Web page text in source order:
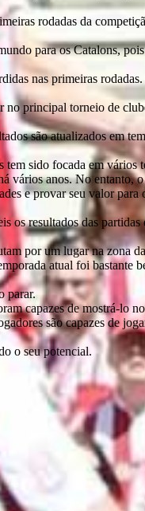
rodadas da
para os Catalons,
nas primeiras
no principal torneio de
são atualizados em
tem sido focada em vários
vários anos. No entanto,
e provar seu valor para
os resultados das
por um lugar na zona
atual foi bastante
parar.
capazes de mostrá-lo
são capazes de
o seu potencial.